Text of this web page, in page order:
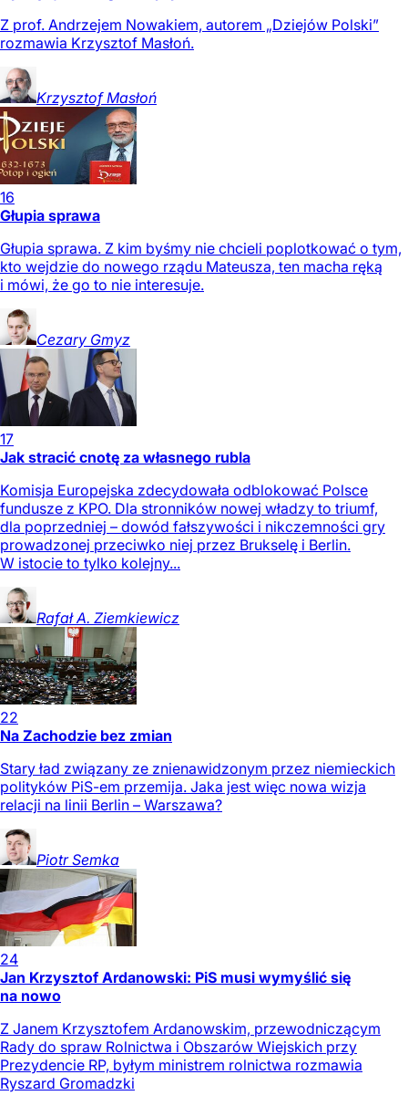
Z prof. Andrzejem Nowakiem, autorem „Dziejów Polski”
rozmawia Krzysztof Masłoń.
Krzysztof Masłoń
16
Głupia sprawa
Głupia sprawa. Z kim byśmy nie chcieli poplotkować o tym,
kto wejdzie do nowego rządu Mateusza, ten macha ręką
i mówi, że go to nie interesuje.
Cezary Gmyz
17
Jak stracić cnotę za własnego rubla
Komisja Europejska zdecydowała odblokować Polsce
fundusze z KPO. Dla stronników nowej władzy to triumf,
dla poprzedniej – dowód fałszywości i nikczemności gry
prowadzonej przeciwko niej przez Brukselę i Berlin.
W istocie to tylko kolejny...
Rafał A. Ziemkiewicz
22
Na Zachodzie bez zmian
Stary ład związany ze znienawidzonym przez niemieckich
polityków PiS-em przemija. Jaka jest więc nowa wizja
relacji na linii Berlin – Warszawa?
Piotr Semka
24
Jan Krzysztof Ardanowski: PiS musi wymyślić się
na nowo
Z Janem Krzysztofem Ardanowskim, przewodniczącym
Rady do spraw Rolnictwa i Obszarów Wiejskich przy
Prezydencie RP, byłym ministrem rolnictwa rozmawia
Ryszard Gromadzki